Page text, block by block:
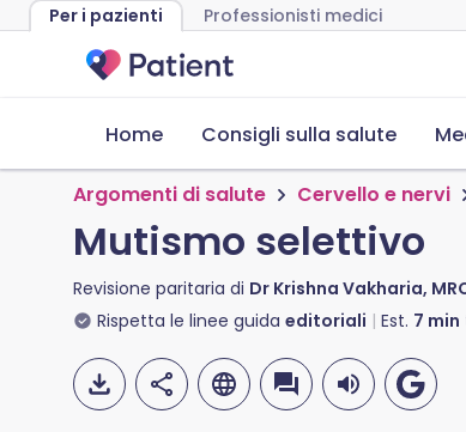
Per i pazienti Professionisti medici
Home Consigli sulla salute
Argomenti di salute Cervello e nervi
Mutismo selettivo
Revisione paritaria di Dr Krishna Vakharia,
Rispetta le linee guida editoriali Est. 7 min